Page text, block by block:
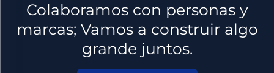
Colaboramos con personas y
marcas; Vamos a construir algo
grande juntos.